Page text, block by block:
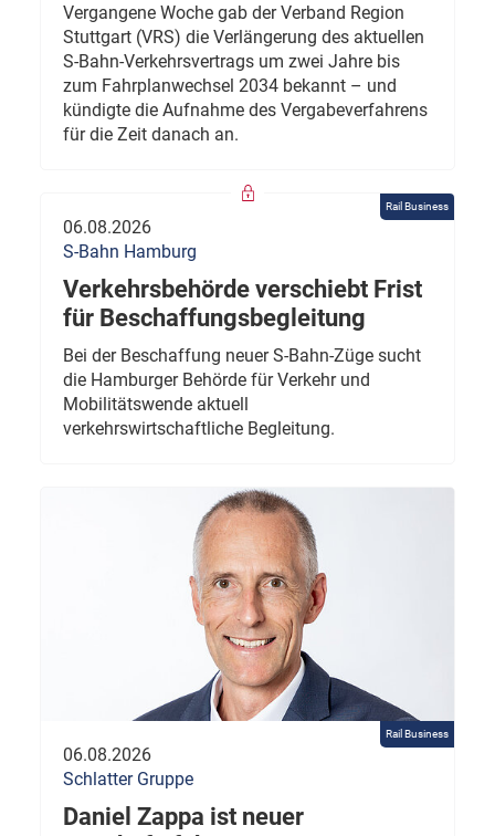
Vergangene Woche gab der Verband Region
Stuttgart (VRS) die Verlängerung des aktuellen
S-Bahn-Verkehrsvertrags um zwei Jahre bis
zum Fahrplanwechsel 2034 bekannt – und
kündigte die Aufnahme des Vergabeverfahrens
für die Zeit danach an.
Rail Business
06.08.2026
S-Bahn Hamburg
Verkehrsbehörde verschiebt Frist
für Beschaffungsbegleitung
Bei der Beschaffung neuer S-Bahn-Züge sucht
die Hamburger Behörde für Verkehr und
Mobilitätswende aktuell
verkehrswirtschaftliche Begleitung.
Rail Business
06.08.2026
Schlatter Gruppe
Daniel Zappa ist neuer